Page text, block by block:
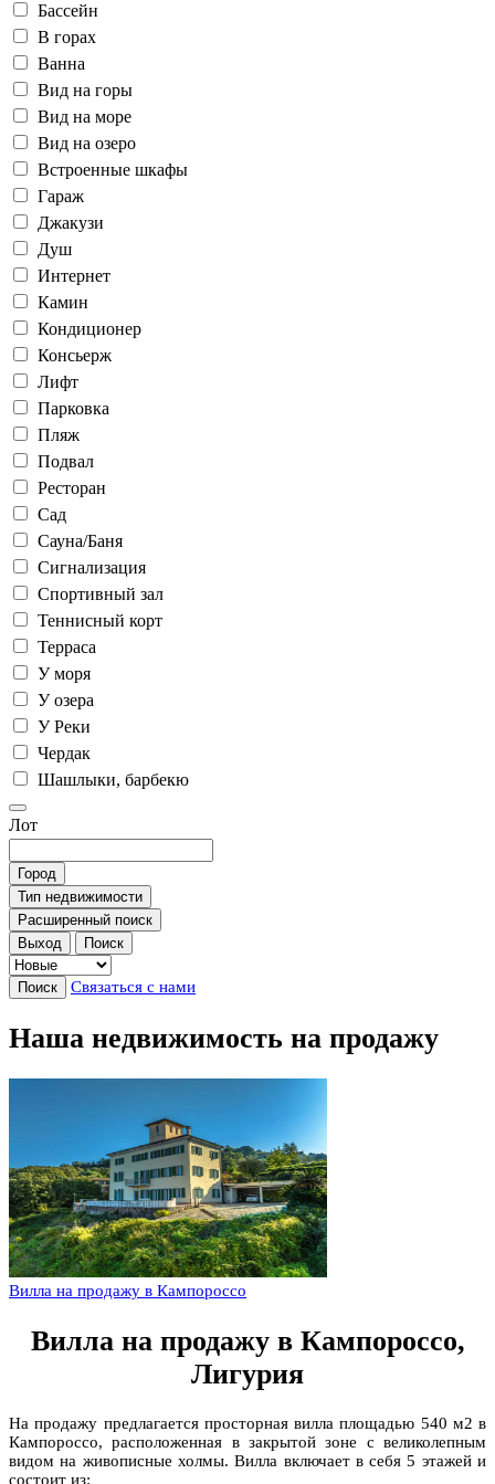
Бассейн
В горах
Ванна
Вид на горы
Вид на море
Вид на озеро
Встроенные шкафы
Гараж
Джакузи
Душ
Интернет
Камин
Кондиционер
Консьерж
Лифт
Парковка
Пляж
Подвал
Ресторан
Сад
Сауна/Баня
Сигнализация
Спортивный зал
Теннисный корт
Терраса
У моря
У озера
У Реки
Чердак
Шашлыки, барбекю
Лот
Город
Тип недвижимости
Расширенный поиск
Выход
Поиск
Поиск Связаться с нами
Наша недвижимость на продажу
Вилла на продажу в Кампороссо
Вилла на продажу в Кампороссо,
Лигурия
На продажу предлагается просторная вилла площадью 540 м2 в
Кампороссо, расположенная в закрытой зоне с великолепным
видом на живописные холмы. Вилла включает в себя 5 этажей и
состоит из: